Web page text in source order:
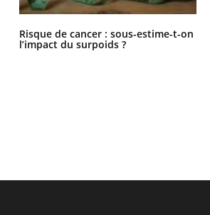
Risque de cancer : sous-estime-t-on
l’impact du surpoids ?